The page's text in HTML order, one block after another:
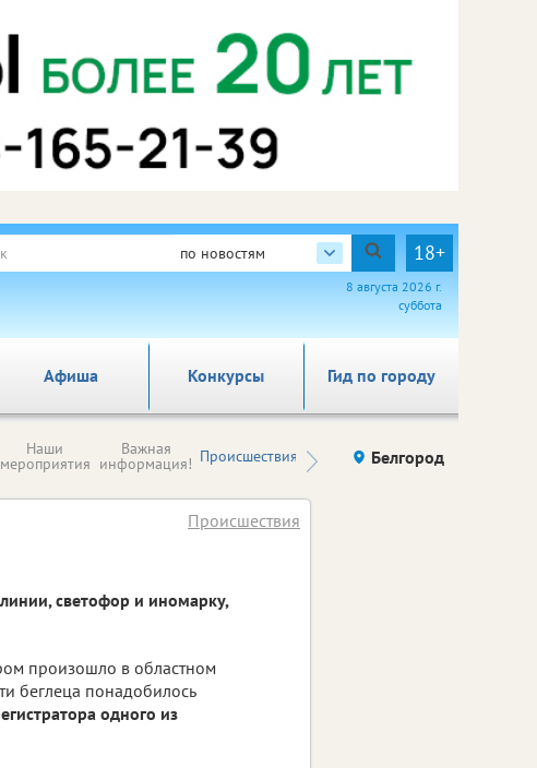
по новостям 18+
8 августа 2026 г.
суббота
Афиша Гид по городу
Конкурсы
Наши
мероприятия
Важная
информация! Происшествия Здоровье компаний (на
правах
Белгород
Происшествия
светофор и иномарку,
произошло в областном
беглеца понадобилось
одного из